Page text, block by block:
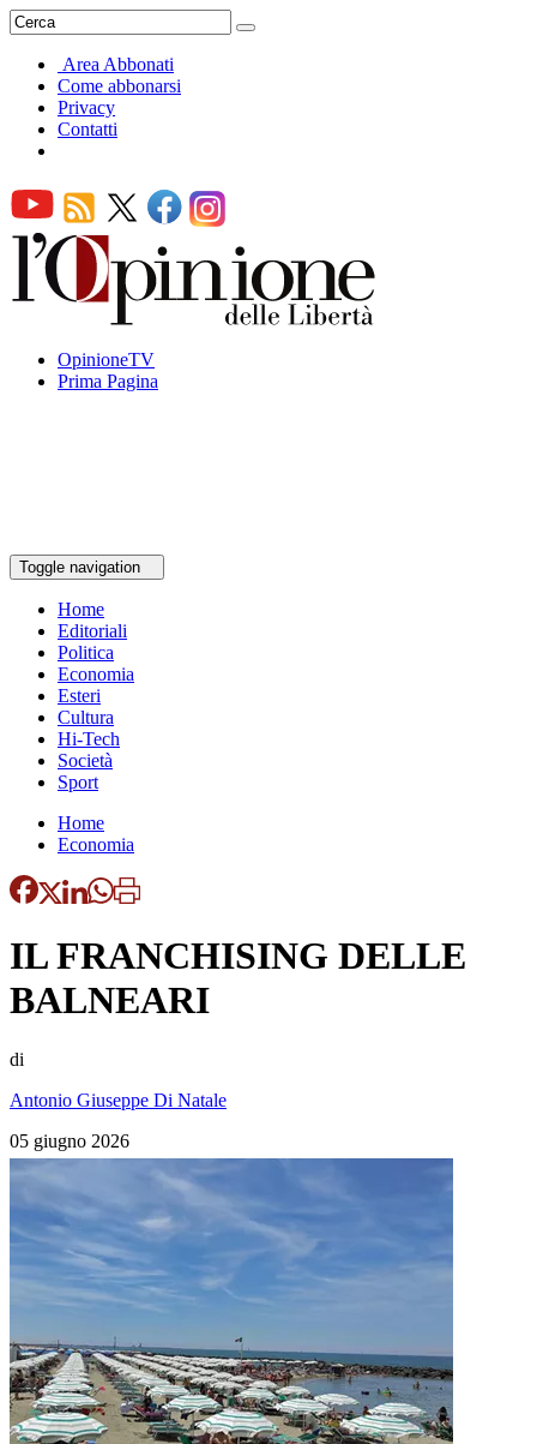
Area Abbonati
Come abbonarsi
Privacy
Contatti
OpinioneTV
Prima Pagina
Toggle navigation
Home
Editoriali
Politica
Economia
Esteri
Cultura
Hi-Tech
Società
Sport
Home
Economia
IL FRANCHISING DELLE
BALNEARI
di
Antonio Giuseppe Di Natale
05 giugno 2026